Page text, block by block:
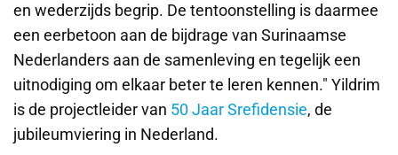
en wederzijds begrip. De tentoonstelling is daarmee
een eerbetoon aan de bijdrage van Surinaamse
Nederlanders aan de samenleving en tegelijk een
uitnodiging om elkaar beter te leren kennen." Yildrim
is de projectleider van 50 Jaar Srefidensie, de
jubileumviering in Nederland.